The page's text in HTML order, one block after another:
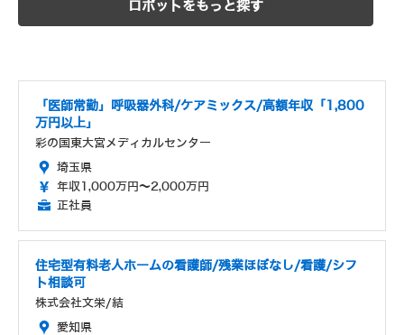
ロボットをもっと探す
「医師常勤」呼吸器外科/ケアミックス/高額年収「1,800
万円以上」
彩の国東大宮メディカルセンター
埼玉県
年収1,000万円～2,000万円
正社員
住宅型有料老人ホームの看護師/残業ほぼなし/看護/シフ
ト相談可
株式会社文栄/結
愛知県